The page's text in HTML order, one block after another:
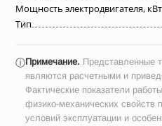
Мощность электродвигателя, кВт
Тип
ⓘПримечание. Представленные
являются расчетными и
Фактические показатели
физико-механических свойств
условий эксплуатации и